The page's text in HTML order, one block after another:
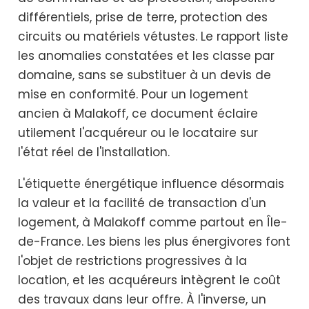
différentiels, prise de terre, protection des
circuits ou matériels vétustes. Le rapport liste
les anomalies constatées et les classe par
domaine, sans se substituer à un devis de
mise en conformité. Pour un logement
ancien à Malakoff, ce document éclaire
utilement l'acquéreur ou le locataire sur
l'état réel de l'installation.
L'étiquette énergétique influence désormais
la valeur et la facilité de transaction d'un
logement, à Malakoff comme partout en Île-
de-France. Les biens les plus énergivores font
l'objet de restrictions progressives à la
location, et les acquéreurs intègrent le coût
des travaux dans leur offre. À l'inverse, un